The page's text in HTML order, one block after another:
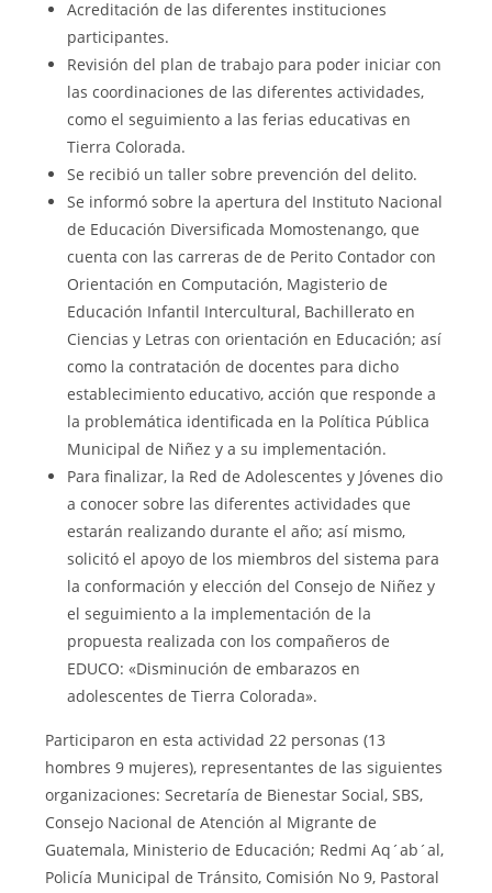
Acreditación de las diferentes instituciones
participantes.
Revisión del plan de trabajo para poder iniciar con
las coordinaciones de las diferentes actividades,
como el seguimiento a las ferias educativas en
Tierra Colorada.
Se recibió un taller sobre prevención del delito.
Se informó sobre la apertura del Instituto Nacional
de Educación Diversificada Momostenango, que
cuenta con las carreras de de Perito Contador con
Orientación en Computación, Magisterio de
Educación Infantil Intercultural, Bachillerato en
Ciencias y Letras con orientación en Educación; así
como la contratación de docentes para dicho
establecimiento educativo, acción que responde a
la problemática identificada en la Política Pública
Municipal de Niñez y a su implementación.
Para finalizar, la Red de Adolescentes y Jóvenes dio
a conocer sobre las diferentes actividades que
estarán realizando durante el año; así mismo,
solicitó el apoyo de los miembros del sistema para
la conformación y elección del Consejo de Niñez y
el seguimiento a la implementación de la
propuesta realizada con los compañeros de
EDUCO: «Disminución de embarazos en
adolescentes de Tierra Colorada».
Participaron en esta actividad 22 personas (13
hombres 9 mujeres), representantes de las siguientes
organizaciones: Secretaría de Bienestar Social, SBS,
Consejo Nacional de Atención al Migrante de
Guatemala, Ministerio de Educación; Redmi Aq´ab´al,
Policía Municipal de Tránsito, Comisión No 9, Pastoral